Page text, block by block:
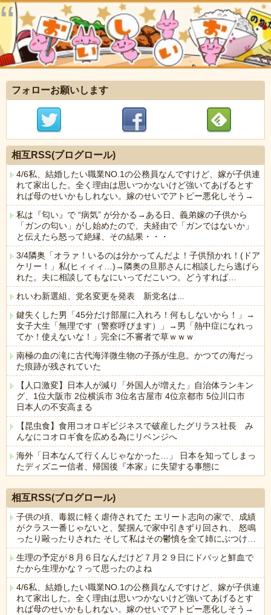
フォローお願いします
相互RSS(ブログロール)
4/6私、結婚したい職業NO.1の公務員なんですけど、嫁が子供連
れて家出した。全く理由は思いつかないけど強いてあげるとす
れば母のせいかもしれない。嫁のせいでアトピー悪化しそう→
私は『匂い』で “病気” が分かる→ある日、義弟嫁の子供から
「ガンの匂い」がし始めたので、夫経由で「ガンではないか」
と伝えたら怒って絶縁、その結果・・・
3/4隣奥「オラァ！いるのは分かってんだよ！子供預かれ！(ドア
ケリー！」私(ヒィィィ…)→隣奥の旦那さんに相談したら逃げら
れた。夫に相談してもなにいってだこいつ。どうすれば…
れいわ新選組、党名変更を発表 新党名は...
鍵失くした男「45分だけ部屋に入れろ！何もしないから！」→
女子大生「無理です（警察呼びます）」→男「熱中症になれっ
てか！使えないな！」完全に不審者で草ｗｗｗ
南極の血の滝に古代海洋微生物の子孫が生息。かつての海だっ
た痕跡が残されていた
【人口激変】日本人が減り「外国人が増えた」自治体ランキン
グ、1位大阪市 2位横浜市 3位名古屋市 4位京都市 5位川口市
日本人の不安高まる
【昆虫食】食用コオロギビジネスで破産したグリラス社長 み
んなにコオロギ食を広める為にリベンジへ
海外「日本なんて行くんじゃなかった…」 日本を知ってしまっ
たディズニー信者、帰国後『本家』に失望する事態に
相互RSS(ブログロール)
子供の頃、毒親に軽く虐侍されてた エリート志向の家で、成績
がクラス一番じゃないと、髪掴んで家中引きずり回され、 怒鳴
ったり毆ったりされた そして私はその鬱憤を全て姉にぶつけ…
生理の予定が８月６日なんだけど７月２９日にドバッと鮮血で
たから生理かな？って思ったのよね
4/6私、結婚したい職業NO.1の公務員なんですけど、嫁が子供連
れて家出した。全く理由は思いつかないけど強いてあげるとす
れば母のせいかもしれない。嫁のせいでアトピー悪化しそう→